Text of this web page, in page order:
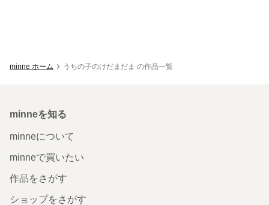
minne ホーム うちの子のけだまだま の作品一覧
minneを知る
minneについて
minneで買いたい
作品をさがす
ショップをさがす